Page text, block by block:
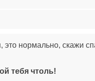
это нормально, скажи
тебя чтоль!